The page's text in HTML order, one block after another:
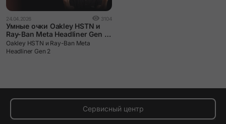
24.04.2026 3104
Умные очки Oakley HSTN и
Ray-Ban Meta Headliner Gen 2:
сравниваем и выбираем.
Oakley HSTN и Ray-Ban Meta
Headliner Gen 2
Сервисный центр